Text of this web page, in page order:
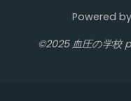
Powered by
©2025 血圧の学